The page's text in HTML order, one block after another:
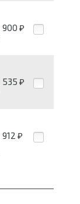
900 ₽
535 ₽
912 ₽